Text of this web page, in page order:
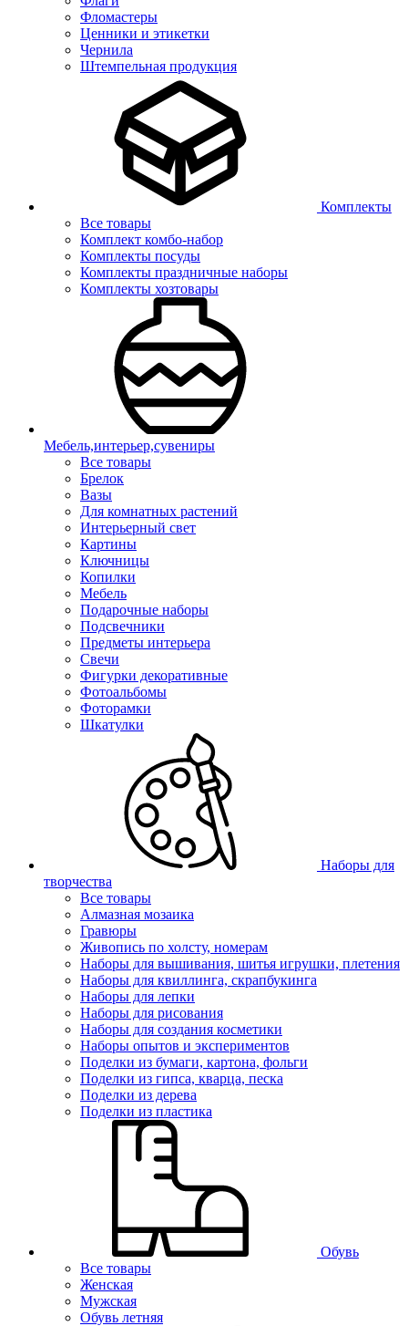
Фломастеры
Ценники и этикетки
Чернила
Штемпельная продукция
Комплекты
Все товары
Комплект комбо-набор
Комплекты посуды
Комплекты праздничные наборы
Комплекты хозтовары
Мебель,интерьер,сувениры
Все товары
Брелок
Вазы
Для комнатных растений
Интерьерный свет
Картины
Ключницы
Копилки
Мебель
Подарочные наборы
Подсвечники
Предметы интерьера
Свечи
Фигурки декоративные
Фотоальбомы
Фоторамки
Шкатулки
Наборы для
творчества
Все товары
Алмазная мозаика
Гравюры
Живопись по холсту, номерам
Наборы для вышивания, шитья игрушки, плетения
Наборы для квиллинга, скрапбукинга
Наборы для лепки
Наборы для рисования
Наборы для создания косметики
Наборы опытов и экспериментов
Поделки из бумаги, картона, фольги
Поделки из гипса, кварца, песка
Поделки из дерева
Поделки из пластика
Обувь
Все товары
Женская
Мужская
Обувь летняя